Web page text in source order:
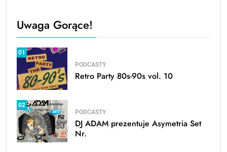
Uwaga Gorące!
01
PODCASTY
Retro Party 80s-90s vol. 10
02
PODCASTY
DJ ADAM prezentuje Asymetria Set
Nr.